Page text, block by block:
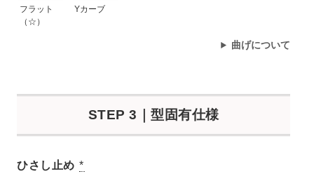
フラット
（☆）
Yカーブ
曲げについて
STEP 3｜型固有仕様
ひさし止め *